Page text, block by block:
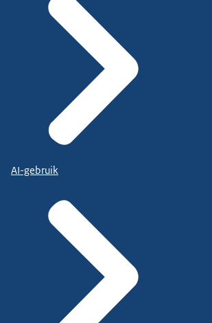
AI-gebruik